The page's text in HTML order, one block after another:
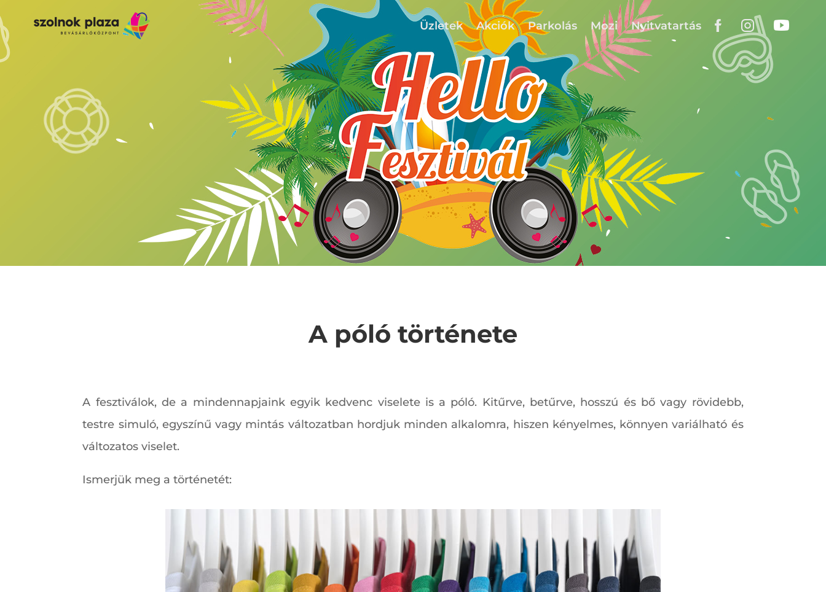
Üzletek Akciók Parkolás Mozi Nyitvatartás
A póló története
A fesztiválok, de a mindennapjaink egyik kedvenc viselete is a póló. Kitűrve, betűrve, hosszú és bő vagy rövidebb,
testre simuló, egyszínű vagy mintás változatban hordjuk minden alkalomra, hiszen kényelmes, könnyen variálható és
változatos viselet.
Ismerjük meg a történetét: